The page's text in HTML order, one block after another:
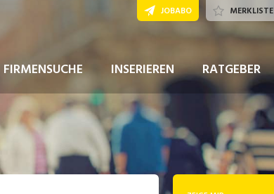
FIRMENSUCHE INSERIEREN RATGEBER
JOBABO MERKLISTE